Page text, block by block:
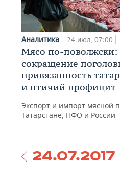
Аналитика 24 июл, 07:00
Мясо по-поволжски:
сокращение
привязанность
и птичий профицит
Экспорт и импорт мясной
Татарстане, ПФО и России
24.07.2017